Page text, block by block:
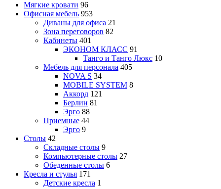
Мягкие кровати 96
Офисная мебель 953
Диваны для офиса 21
Зона переговоров 82
Кабинеты 401
ЭКОНОМ КЛАСС 91
Танго и Танго Люкс 10
Мебель для персонала 405
NOVA S 34
MOBILE SYSTEM 8
Аккорд 121
Берлин 81
Эрго 88
Приемные 44
Эрго 9
Столы 42
Складные столы 9
Компьютерные столы 27
Обеденные столы 6
Кресла и стулья 171
Детские кресла 1